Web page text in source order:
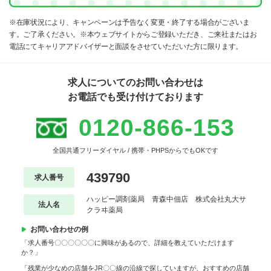
※在庫状況により、キャンペーンは予告なく変更・終了する場合がございま
す。ご了承ください。※本ウェブサイトからご登録いただき、ご来社またはお
電話にてキャリアアドバイザーと面談をさせていただいた方に限ります。
求人についてのお問い合わせは
お電話でも受け付けております
0120-866-153
全国共通フリーダイヤル / 携帯・PHPSからでもOKです
求人番号 439790
法人名
ハッピー調剤薬局 青森中佃店 株式会社丸大サ
クラヰ薬局
お問い合わせの例
「求人番号〇〇〇〇〇〇に興味があるので、詳細を教えていただけます
か？」
「残業が少なめの店舗をJR〇〇線の沿線で探していますが、おすすめの店舗